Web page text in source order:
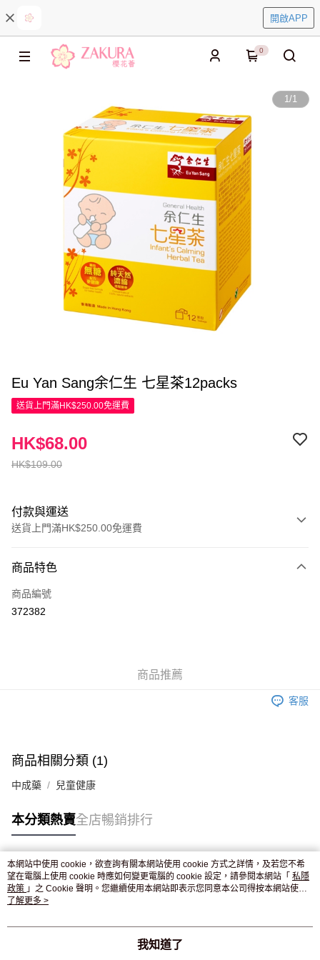
開啟APP
0
1/1
Eu Yan Sang余仁生 七星茶12packs
送貨上門滿HK$250.00免運費
HK$109.00
HK$68.00
付款與運送
送貨上門滿HK$250.00免運費
信用卡
Apple Pay
付款後門市自取，訂單確認後2-4個工作天到店，7天內取。逾期後
商品特色
商品編號
372382
商品推薦
客服
商品相關分類 (1)
中成藥 兒童健康
本分類熱賣全店暢銷排行
熱門標籤
熱銷排行
本網站中使用 cookie，欲查詢有關本網站使用 cookie 方式之詳情，及若您不希
望在電腦上使用 cookie 時應如何變更電腦的 cookie 設定，請參閱本網站「 私隱
政策 」之 Cookie 聲明。您繼續使用本網站即表示您同意本公司得按本網站使用
條款之 Cookie 聲明使用 cookie。
了解更多 >
我知道了